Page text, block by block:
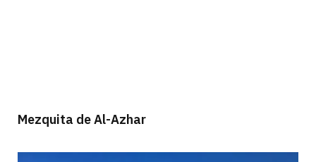
Mezquita de Al-Azhar